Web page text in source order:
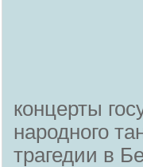
концерты
народного
трагедии в